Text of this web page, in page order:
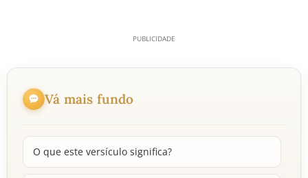
Vá mais fundo
O que este versículo significa?